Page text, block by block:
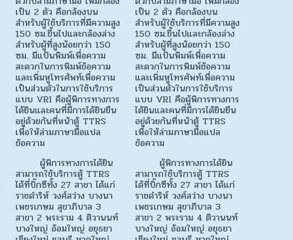
เป็น 2 ตัว คือกล้องบน
สำหรับผู้ใช้บริการที่มีความสูง
150 ซม.ขึ้นไปและกล้องล่าง
สำหรับผู้ที่สูงน้อยกว่า 150
ซม. มีแป้นพิมพ์เพื่อความ
สะดวกในการพิมพ์ข้อความ
และเพิ่มหูโทรศัพท์เพื่อความ
เป็นส่วนตัวในการใช้บริการ
แบบ VRI คือผู้พิการทางการ
ได้ยินและคนที่มีการได้ยินยืน
อยู่ด้วยกันที่หน้าตู้ TTRS
เพื่อให้ล่ามภาษามือแปล
ข้อความ
ผู้พิการทางการได้ยิน
สามารถใช้บริการตู้ TTRS
ได้ที่บิ๊กซีทั้ง 27 สาขา ได้แก่
ราชดำริห์ วงศ์สว่าง บางนา
เพชรเกษม สุขาภิบาล 3
สาขา 2 พระราม 4 ติวานนท์
บางใหญ่ อ้อมใหญ่ อยุธยา
เป็น 2 ตัว คือกล้องบน
สำหรับผู้ใช้บริการที่มีความสูง
150 ซม.ขึ้นไปและกล้องล่าง
สำหรับผู้ที่สูงน้อยกว่า 150
ซม. มีแป้นพิมพ์เพื่อความ
สะดวกในการพิมพ์ข้อความ
และเพิ่มหูโทรศัพท์เพื่อความ
เป็นส่วนตัวในการใช้บริการ
แบบ VRI คือผู้พิการทางการ
ได้ยินและคนที่มีการได้ยินยืน
อยู่ด้วยกันที่หน้าตู้ TTRS
เพื่อให้ล่ามภาษามือแปล
ข้อความ
ผู้พิการทางการได้ยิน
สามารถใช้บริการตู้ TTRS
ได้ที่บิ๊กซีทั้ง 27 สาขา ได้แก่
ราชดำริห์ วงศ์สว่าง บางนา
เพชรเกษม สุขาภิบาล 3
สาขา 2 พระราม 4 ติวานนท์
บางใหญ่ อ้อมใหญ่ อยุธยา